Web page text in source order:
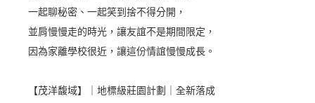
一起聊秘密、一起笑到捨不得分開，
並肩慢慢走的時光，讓友誼不是期間限定，
因為家離學校很近，讓這份情誼慢慢成長。
【茂洋馥域】｜地標級莊園計劃｜全新落成